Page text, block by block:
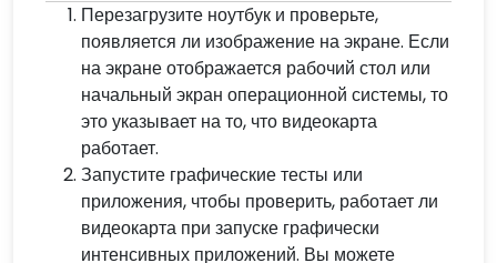
Перезагрузите ноутбук и проверьте,
появляется ли изображение на экране. Если
на экране отображается рабочий стол или
начальный экран операционной системы, то
это указывает на то, что видеокарта
работает.
Запустите графические тесты или
приложения, чтобы проверить, работает ли
видеокарта при запуске графически
интенсивных приложений. Вы можете